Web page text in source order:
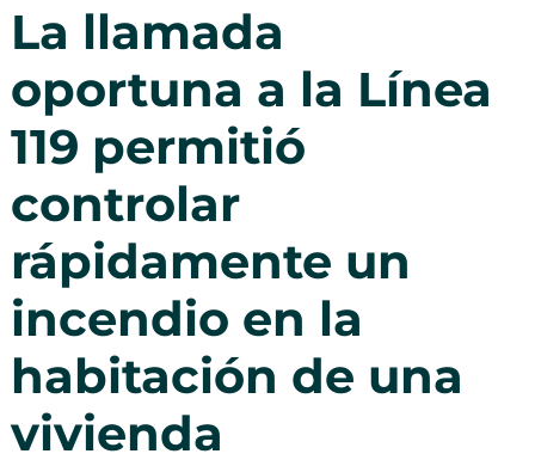
La llamada
oportuna a la Línea
119 permitió
controlar
rápidamente un
incendio en la
habitación de una
vivienda